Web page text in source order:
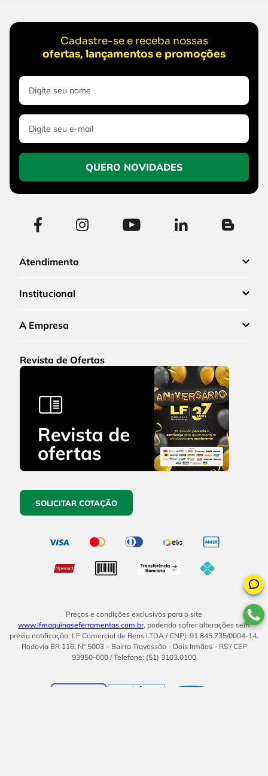
Cadastre-se e receba nossas
ofertas, lançamentos e promoções
QUERO NOVIDADES
Atendimento
Institucional
A Empresa
Revista de Ofertas
SOLICITAR COTAÇÃO
Preços e condições exclusivos para o site
www.lfmaquinaseferramentas.com.br, podendo sofrer alterações sem
prévia notificação. LF Comercial de Bens LTDA / CNPJ: 91.845.735/0004-14.
Rodovia BR 116, Nº 5003 – Bairro Travessão - Dois Irmãos - RS / CEP
93950-000 / Telefone: (51) 3103.0100